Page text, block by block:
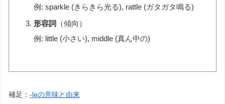
例: sparkle (きらきら光る), rattle (ガタガタ鳴る)
形容詞
（傾向）
例: little (小さい), middle (真ん中の)
補足： -leの意味と由来